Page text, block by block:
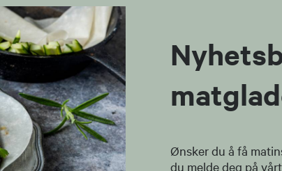
Ønsker du å få
du melde deg på